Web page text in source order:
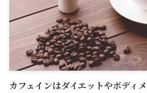
カフェインはダイエットやボディ